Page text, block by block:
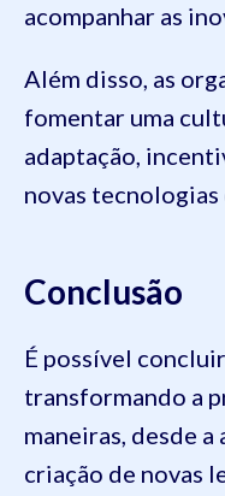
acompanhar as
Além disso, as
fomentar uma
adaptação,
novas tecnologias
Conclusão
É possível
transformando a
maneiras, desde
criação de novas